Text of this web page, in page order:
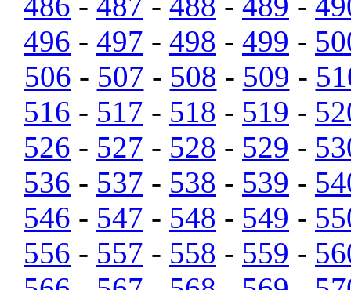
496 - 497 - 498 - 499 -
506 - 507 - 508 - 509 -
516 - 517 - 518 - 519 -
526 - 527 - 528 - 529 -
536 - 537 - 538 - 539 -
546 - 547 - 548 - 549 -
556 - 557 - 558 - 559 -